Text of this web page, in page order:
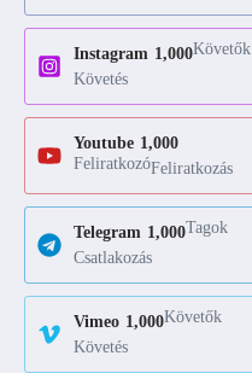
Instagram 1,000Követők
Követés
Youtube 1,000
FeliratkozóFeliratkozás
Telegram 1,000Tagok
Csatlakozás
Vimeo 1,000Követők
Követés